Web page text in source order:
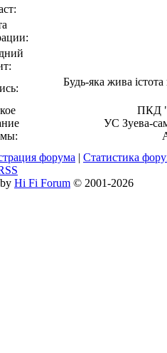
Будь-яка жива
ПКД
УС Зуева-
форума | Статистика
Hi Fi Forum © 2001-2026